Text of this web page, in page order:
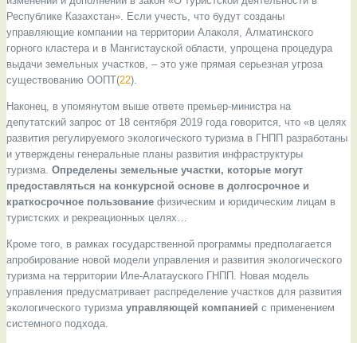
Республике Казахстан». Если учесть, что будут созданы
управляющие компании на территории Алаколя, Алматинского
горного кластера и в Мангистауской области, упрощена процедура
выдачи земельных участков, – это уже прямая серьезная угроза
существованию ООПТ(22).
Наконец, в упомянутом выше ответе премьер-министра на
депутатский запрос от 18 сентября 2019 года говорится, что «в целях
развития регулируемого экологического туризма в ГНПП разработаны
и утверждены генеральные планы развития инфраструктуры
туризма. Определены земельные участки, которые могут
предоставляться на конкурсной основе в долгосрочное и
краткосрочное пользование физическим и юридическим лицам в
туристских и рекреационных целях…
Кроме того, в рамках государственной программы предполагается
апробирование новой модели управления и развития экологического
туризма на территории Иле-Алатауского ГНПП. Новая модель
управления предусматривает распределение участков для развития
экологического туризма управляющей компанией с применением
системного подхода.